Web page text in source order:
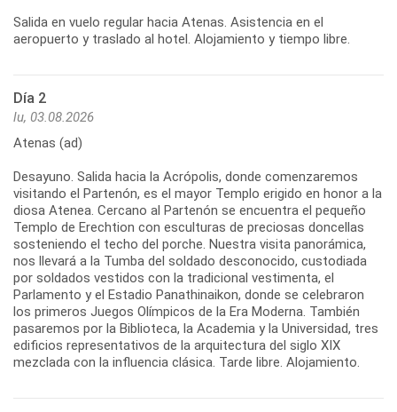
Salida en vuelo regular hacia Atenas. Asistencia en el
Día 2
lu, 03.08.2026
Atenas (ad)
Desayuno. Salida hacia la Acrópolis, donde comenzaremos
visitando el Partenón, es el mayor Templo erigido en honor a la
diosa Atenea. Cercano al Partenón se encuentra el pequeño
Templo de Erechtion con esculturas de preciosas doncellas
sosteniendo el techo del porche. Nuestra visita panorámica,
nos llevará a la Tumba del soldado desconocido, custodiada
por soldados vestidos con la tradicional vestimenta, el
Parlamento y el Estadio Panathinaikon, donde se celebraron
los primeros Juegos Olímpicos de la Era Moderna. También
pasaremos por la Biblioteca, la Academia y la Universidad, tres
edificios representativos de la arquitectura del siglo XIX